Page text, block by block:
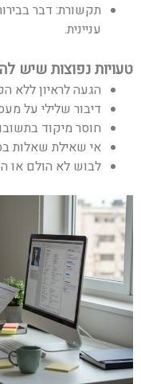
תקשורת: דבר
עניינית.
טעויות נפוצות שיש
הגעה לראיון ללא
דיבור שלילי על
חוסר מיקוד
אי שאילת שאלות
לבוש לא הולם או